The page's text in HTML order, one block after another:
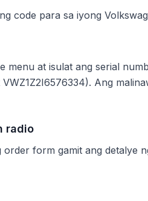
code para sa iyong
menu at isulat ang serial
Ang
radio
form gamit ang detalye